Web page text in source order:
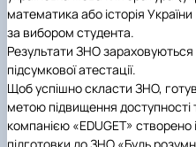
Іноземні
Їдальні
Центр
Рада
Стартап
Патентно-
ЦКНО
садово-
медицина»
Біоетична
Наукові видання
Наукові
Наукові
Пам'ятка
заходів
Наука для
«SEB-
«SEB-
2020»
Історія
Звіт
Почесні
Вибори
Доступ до
Державні
Офіційна
Антикорупційні
виявлення
Гендерна
Контактна
математика або історія
за вибором студента.
Результати ЗНО
підсумкової атестації.
Щоб успішно скласти ЗНО,
метою підвищення доступності
компанією «EDUGET» створено